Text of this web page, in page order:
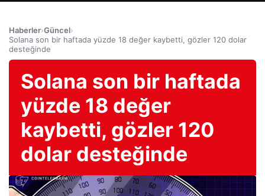
Haberler›Güncel›
Solana son bir haftada yüzde 18 değer kaybetti, gözler 120 dolar
desteğinde
Solana son bir haftada
yüzde 18 değer
kaybetti, gözler 120
dolar desteğinde